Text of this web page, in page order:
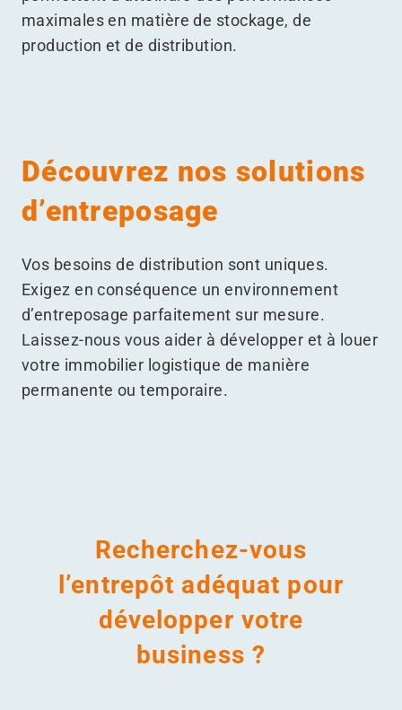
maximales en matière de stockage, de
production et de distribution.
Découvrez nos solutions
d’entreposage
Vos besoins de distribution sont uniques.
Exigez en conséquence un environnement
d’entreposage parfaitement sur mesure.
Laissez-nous vous aider à développer et à louer
votre immobilier logistique de manière
permanente ou temporaire.
Recherchez-vous
l’entrepôt adéquat pour
développer votre
business ?